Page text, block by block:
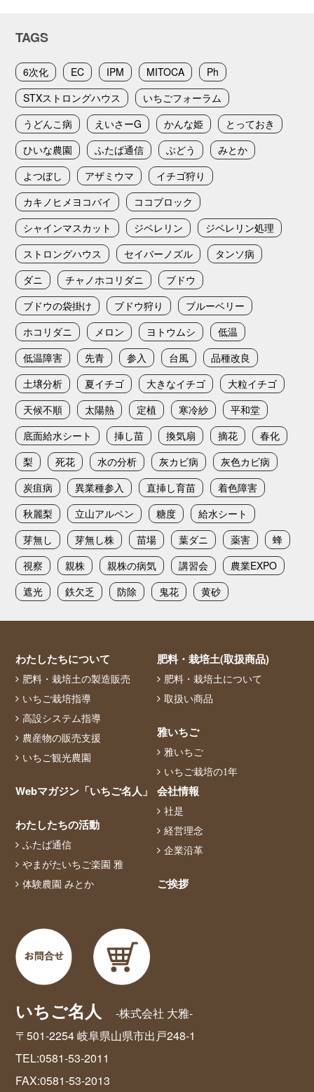
TAGS
6次化 EC IPM MITOCA
Ph
STXストロングハウス
いちごフォーラム
うどんこ病
えいさーG かんな姫
とっておき
ひいな農園
ふたば通信 ぶどう
みとか
よつぼし
アザミウマ
イチゴ狩り
カキノヒメヨコバイ
ココブロック
シャインマスカット
ジベレリン
ジベレリン処理
ストロングハウス
セイバーノズル
タンソ病
ダニ
チャノホコリダニ
ブドウ
ブドウの袋掛け
ブドウ狩り
ブルーベリー
ホコリダニ
メロン ヨトウムシ
低温
低温障害
先青 参入 台風
品種改良
土壌分析
夏イチゴ 大きなイチゴ
大粒イチゴ
天候不順
太陽熱 定植 寒冷紗
平和堂
底面給水シート
挿し苗 換気扇 摘花
春化
梨
死花 水の分析 灰カビ病
灰色カビ病
炭疽病
異業種参入 直挿し育苗
着色障害
秋麗梨
立山アルペン 糖度
給水シート
芽無し
芽無し株 苗場 葉ダニ 薬害
蜂
視察
親株 親株の病気 講習会
農業EXPO
遮光
鉄欠乏 防除 鬼花 黄砂
わたしたちについて
肥料・栽培土の製造販売
いちご栽培指導
高設システム指導
農産物の販売支援
いちご観光農園
肥料・栽培土(取扱商品)
肥料・栽培土について
取扱い商品
雅いちご
雅いちご
いちご栽培の1年
Webマガジン「いちご名人」
わたしたちの活動
ふたば通信
やまがたいちご楽園 雅
体験農園 みとか
会社情報
社是
経営理念
企業沿革
ご挨拶
いちご名人
-株式会社 大雅-
〒501-2254 岐阜県山県市出戸248-1
TEL:0581-53-2011
FAX:0581-53-2013